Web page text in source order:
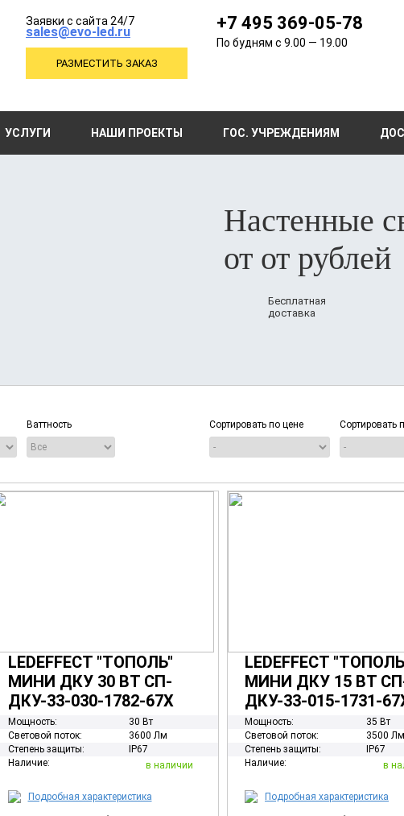
ПОПРОБУЙТЕ
В ТЕЧЕНИИ 30 ДНЕЙ
ДЛЯ ПОЛУЧЕНИЯ
ЗАПОЛНИТЕ
ЗАКАЗАТЬ
Закрыть
ОТПРАВИТЬ
ЦЕНУ
Заявки с сайта 24/7
sales@evo-led.ru
РАЗМЕСТИТЬ ЗАКАЗ
+7 495 369-05-78
По будням с 9.00 — 19.00
УСЛУГИ НАШИ ПРОЕКТЫ ГОС. УЧРЕЖДЕНИЯМ
Настенные
от от рублей
Бесплатная
доставка
Ваттность Сортировать по цене Сортировать
LEDEFFECT "ТОПОЛЬ"
МИНИ ДКУ 30 ВТ СП-
ДКУ-33-030-1782-67Х
Мощность:
30 Вт
Световой поток:
3600 Лм
Степень защиты:
IP67
Наличие:
в наличии
Подробная характеристика
LEDEFFECT
МИНИ ДКУ 15 ВТ
ДКУ-33-015-1731-
Мощность:
35 Вт
Световой поток:
3500 Лм
Степень защиты:
IP67
Наличие:
в
Подробная характеристика
ЗАКАЗАТЬ
Закрыть